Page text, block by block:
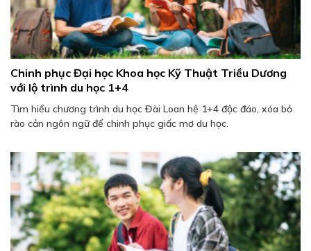
Chinh phục Đại học Khoa học Kỹ Thuật Triều Dương
với lộ trình du học 1+4
Tìm hiểu chương trình du học Đài Loan hệ 1+4 độc đáo, xóa bỏ
rào cản ngôn ngữ để chinh phục giấc mơ du học.